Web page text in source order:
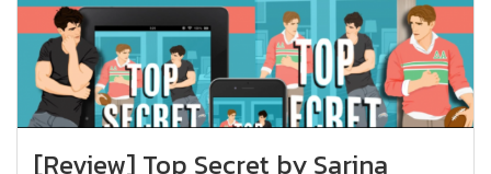
[Review] Top Secret by Sarina